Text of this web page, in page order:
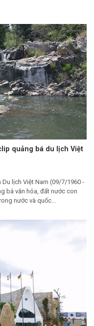
quảng bá du lịch Việt
lịch Việt Nam (09/7/1960 -
bá văn hóa, đất nước con
nước và quốc...